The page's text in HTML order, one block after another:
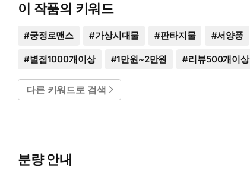
이 작품의 키워드
#궁정로맨스 #가상시대물 #판타지물 #서양풍
#별점1000개이상 #1만원~2만원 #리뷰500개이상
다른 키워드로 검색
분량 안내